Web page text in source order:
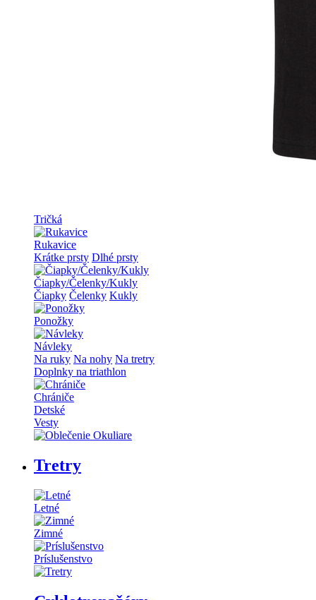
Tričká
Rukavice
Krátke prsty Dlhé prsty
Čiapky/Čelenky/Kukly
Čiapky Čelenky Kukly
Ponožky
Návleky
Na ruky Na nohy Na tretry
Doplnky na triathlon
Chrániče
Detské
Vesty
Tretry
Letné
Zimné
Príslušenstvo